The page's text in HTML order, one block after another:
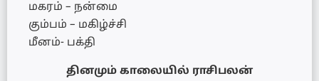
மகரம் – நன்மை
கும்பம் – மகிழ்ச்சி
மீனம்- பக்தி
தினமும் காலையில் ராசிபலன்